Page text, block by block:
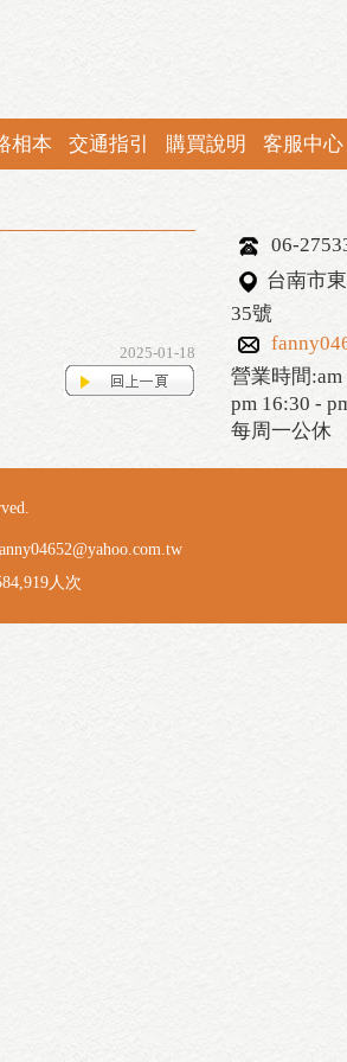
相本 交通指引 購買說明 客服中心
2025-01-18
06-
台南市
35號
營業時間:am
pm 16:30 -
每周一公休
人次